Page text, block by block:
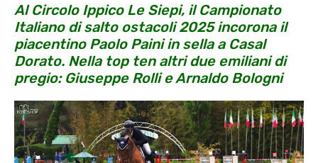
Al Circolo Ippico Le Siepi, il Campionato
Italiano di salto ostacoli 2025 incorona il
piacentino Paolo Paini in sella a Casal
Dorato. Nella top ten altri due emiliani di
pregio: Giuseppe Rolli e Arnaldo Bologni